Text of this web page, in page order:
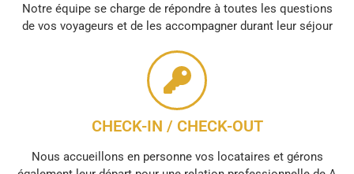
Notre équipe se charge de répondre à toutes les questions
de vos voyageurs et de les accompagner durant leur séjour
CHECK-IN / CHECK-OUT
Nous accueillons en personne vos locataires et gérons